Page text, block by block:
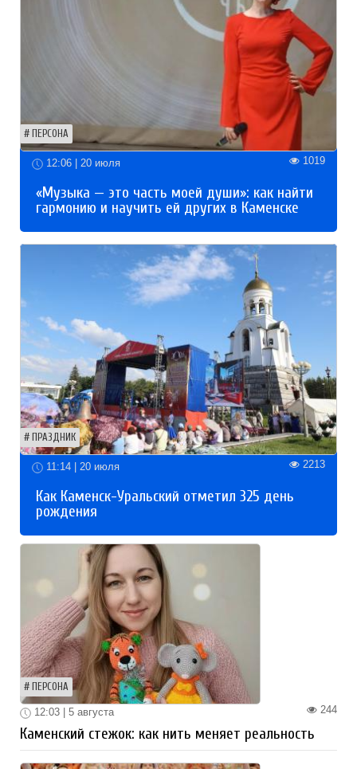
ПЕРСОНА
12:06 | 20 июля 1019
«Музыка — это часть моей души»: как найти
гармонию и научить ей других в Каменске
ПРАЗДНИК
11:14 | 20 июля 2213
Как Каменск-Уральский отметил 325 день
рождения
ПЕРСОНА
244
12:03 | 5 августа
Каменский стежок: как нить меняет реальность